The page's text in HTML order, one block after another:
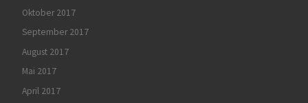
Oktober 2017
September 2017
August 2017
Mai 2017
April 2017